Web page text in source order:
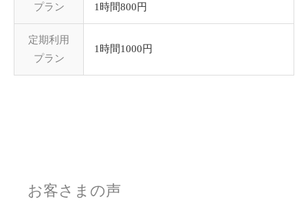
プラン
1時間800円
定期利用
プラン
1時間1000円
お客さまの声